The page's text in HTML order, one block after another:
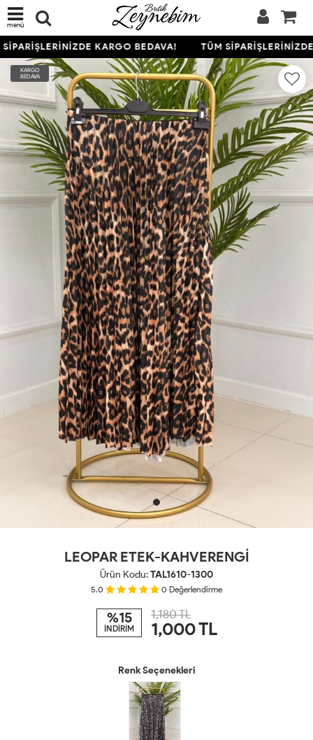
menü
KARGO BEDAVA! TÜM
KARGO
BEDAVA
LEOPAR ETEK-KAHVERENGİ
Ürün Kodu:TAL1610-1300
5.0 0 Değerlendirme
%15
İNDİRİM
1,180 TL
1,000TL
Renk Seçenekleri